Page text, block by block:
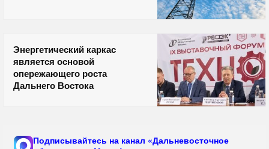
Энергетический каркас
является основой
опережающего роста
Дальнего Востока
Подписывайтесь на канал «Дальневосточное